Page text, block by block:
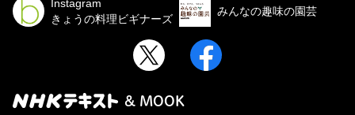
Instagram
きょうの料理ビギナーズ
みんなの趣味の園芸
& MOOK